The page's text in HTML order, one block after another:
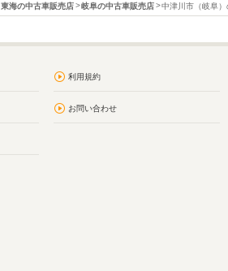
東海の中古車販売店 岐阜の中古車販売店 中津川市（岐阜
利用規約
お問い合わせ